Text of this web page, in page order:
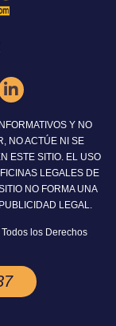
Y NO
NO ACTÚE NI SE
ESTE SITIO. EL USO
LEGALES DE
NO FORMA UNA
LEGAL.
. Todos los Derechos